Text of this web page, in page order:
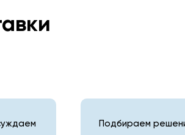
Подбираем